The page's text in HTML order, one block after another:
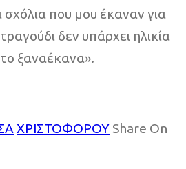
που μου έκαναν για
δεν υπάρχει ηλικία
ξαναέκανα».
ΧΡΙΣΤΟΦΟΡΟΥ Share On